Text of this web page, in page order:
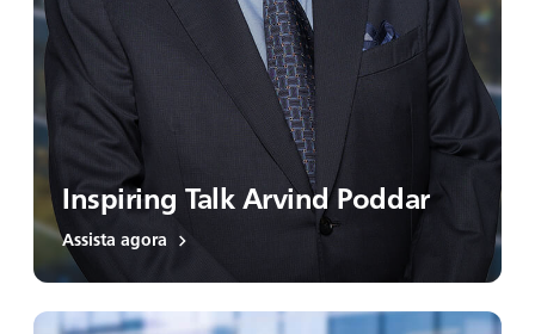
Inspiring Talk Arvind Poddar
Assista agora